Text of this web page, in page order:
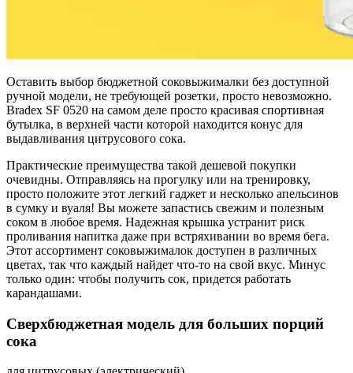
Оставить выбор бюджетной соковыжималки без доступной
ручной модели, не требующей розетки, просто невозможно.
Bradex SF 0520 на самом деле просто красивая спортивная
бутылка, в верхней части которой находится конус для
выдавливания цитрусового сока.
Практические преимущества такой дешевой покупки
очевидны. Отправляясь на прогулку или на тренировку,
просто положите этот легкий гаджет и несколько апельсинов
в сумку и вуаля! Вы можете запастись свежим и полезным
соком в любое время. Надежная крышка устранит риск
проливания напитка даже при встряхивании во время бега.
Этот ассортимент соковыжималок доступен в различных
цветах, так что каждый найдет что-то на свой вкус. Минус
только один: чтобы получить сок, придется работать
карандашами.
Сверхбюджетная модель для больших порций
сока